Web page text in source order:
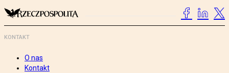
KONTAKT
O nas
Kontakt